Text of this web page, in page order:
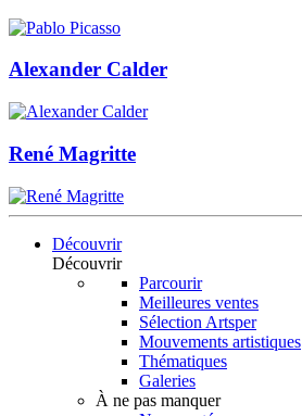
Alexander Calder
René Magritte
Découvrir
Découvrir
Parcourir
Meilleures ventes
Sélection Artsper
Mouvements artistiques
Thématiques
Galeries
À ne pas manquer